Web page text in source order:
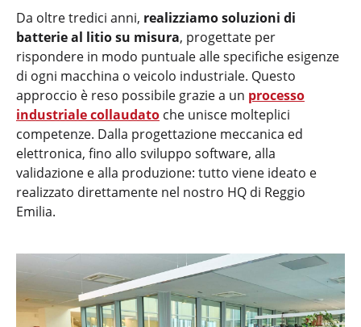
Da oltre tredici anni, realizziamo soluzioni di
batterie al litio su misura, progettate per
rispondere in modo puntuale alle specifiche esigenze
di ogni macchina o veicolo industriale. Questo
approccio è reso possibile grazie a un processo
industriale collaudato che unisce molteplici
competenze. Dalla progettazione meccanica ed
elettronica, fino allo sviluppo software, alla
validazione e alla produzione: tutto viene ideato e
realizzato direttamente nel nostro HQ di Reggio
Emilia.